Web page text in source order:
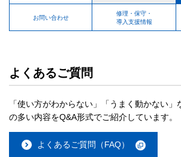
お問い合わせ
修理・保守・
導入支援情報
よくあるご質問
「使い方がわからない」「うまく動かない
の多い内容をQ&A形式でご紹介しています。
よくあるご質問（FAQ）